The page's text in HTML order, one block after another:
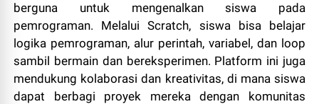
berguna untuk mengenalkan siswa pada
pemrograman. Melalui Scratch, siswa bisa belajar
logika pemrograman, alur perintah, variabel, dan loop
sambil bermain dan bereksperimen. Platform ini juga
mendukung kolaborasi dan kreativitas, di mana siswa
dapat berbagi proyek mereka dengan komunitas